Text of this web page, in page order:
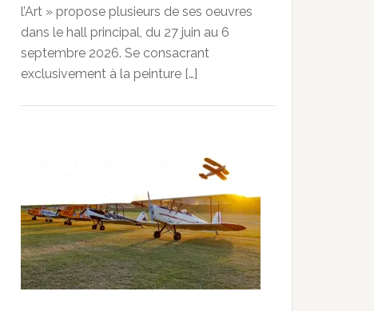
l’Art » propose plusieurs de ses oeuvres
dans le hall principal, du 27 juin au 6
septembre 2026. Se consacrant
exclusivement à la peinture […]